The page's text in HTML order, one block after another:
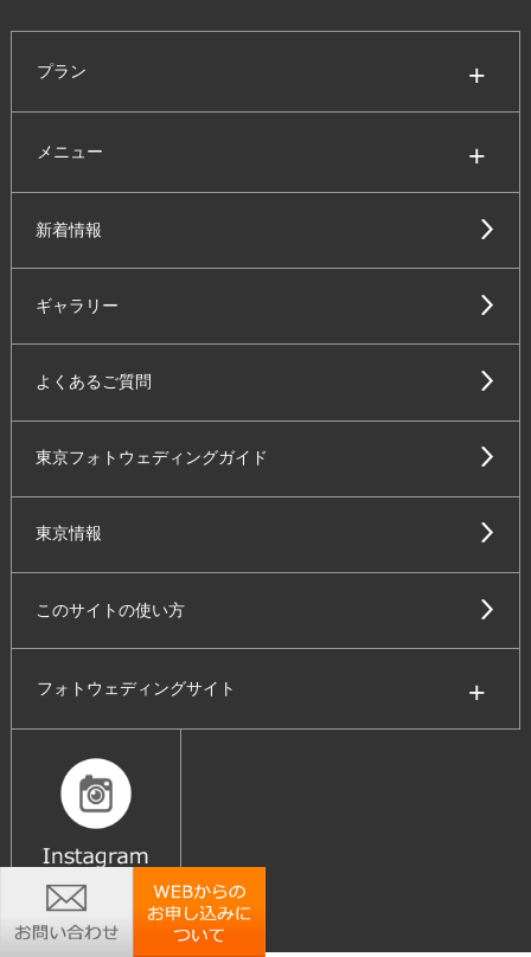
プラン
メニュー
新着情報
ギャラリー
よくあるご質問
東京フォトウェディングガイド
東京情報
このサイトの使い方
フォトウェディングサイト